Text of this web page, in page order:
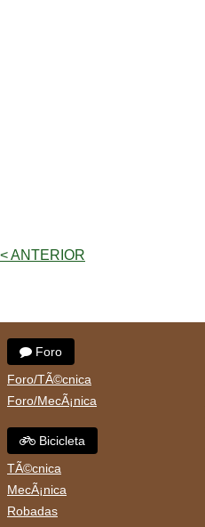
< ANTERIOR
Foro
Foro/TÃ©cnica
Foro/MecÃ¡nica
Bicicleta
TÃ©cnica
MecÃ¡nica
Robadas